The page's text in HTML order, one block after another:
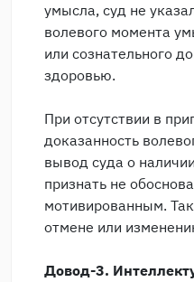
умысла, суд не
волевого момента
или сознательного
здоровью.
При отсутствии в
доказанность
вывод суда о
признать не
мотивированным.
отмене или
Довод-3.